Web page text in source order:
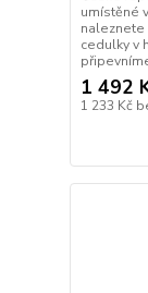
umístěné
naleznete
cedulky v
1 492
1 233 Kč